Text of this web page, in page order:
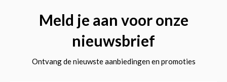
Meld je aan voor onze
nieuwsbrief
Ontvang de nieuwste aanbiedingen en promoties